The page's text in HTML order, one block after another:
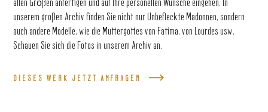
allen Größen anfertigen und auf Ihre personellen Wünsche eingehen. In
unserem großen Archiv finden Sie nicht nur Unbefleckte Madonnen, sondern
auch andere Modelle, wie die Muttergottes von Fatima, von Lourdes usw.
Schauen Sie sich die Fotos in unserem Archiv an.
DIESES WERK JETZT ANFRAGEN